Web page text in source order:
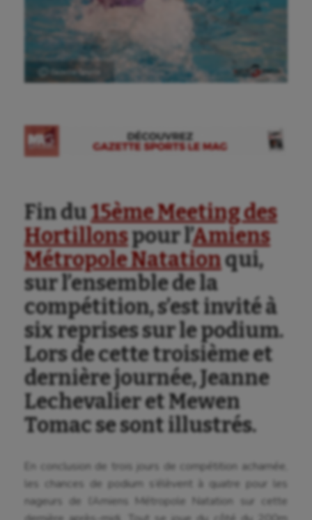
Aéronautique
Ⓒ Gazette Sports
Fin du15ème Meeting des
Hortillonspour l’Amiens
Métropole Natationqui,
sur l’ensemble de la
compétition, s’est invité à
six reprises sur le podium.
Lors de cette troisième et
dernière journée, Jeanne
Lechevalier et Mewen
Tomac se sont illustrés.
En conclusion de trois jours de compétition acharnée,
les chances de podium s’élèvent à quatre pour les
nageurs de l’Amiens Métropole Natation sur cette